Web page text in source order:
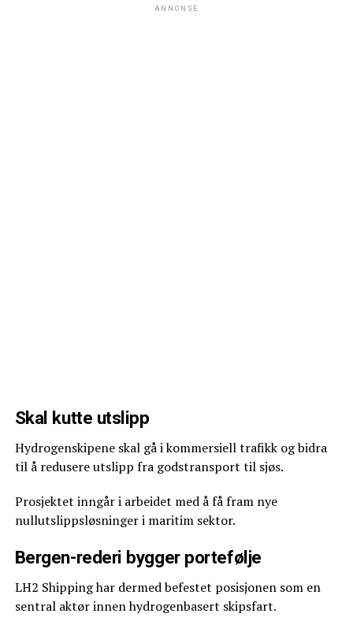
ANNONSE
Skal kutte utslipp
Hydrogenskipene skal gå i kommersiell trafikk og bidra
til å redusere utslipp fra godstransport til sjøs.
Prosjektet inngår i arbeidet med å få fram nye
nullutslippsløsninger i maritim sektor.
Bergen-rederi bygger portefølje
LH2 Shipping har dermed befestet posisjonen som en
sentral aktør innen hydrogenbasert skipsfart.